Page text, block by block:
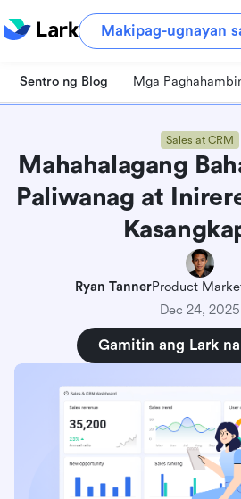
Makipag-ugnayan
Sentro ng Blog Mga
Sales at CRM
Mahahalagang
Paliwanag at
Ryan TannerProduct
Dec 24, 2025
Gamitin ang Lark